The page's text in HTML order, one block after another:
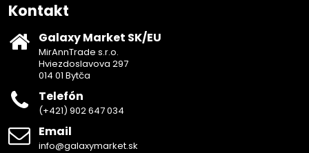
Kontakt
Galaxy Market SK/EU
MirAnnTrade s.r.o.
Hviezdoslavova 297
014 01 Bytča
Telefón
(+421) 902 647 034
Email
info@galaxymarket.sk